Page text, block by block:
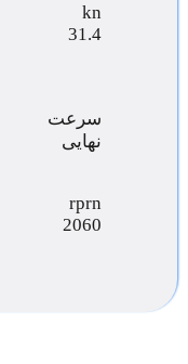
kn
31.4
سرعت
نهایی
rprn
2060